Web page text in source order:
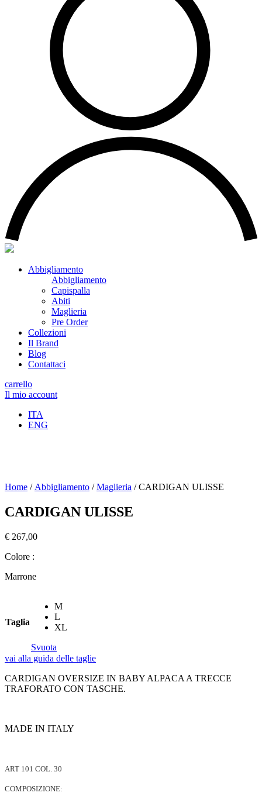
Abbigliamento
Abbigliamento
Capispalla
Abiti
Maglieria
Pre Order
Collezioni
Il Brand
Blog
Contattaci
carrello
Il mio account
ITA
ENG
Home / Abbigliamento /Maglieria / CARDIGAN ULISSE
CARDIGAN ULISSE
€ 267,00
Colore :
Marrone
Taglia
M
L
XL
Svuota
vai alla guida delle taglie
CARDIGAN OVERSIZE IN BABY ALPACA A TRECCE
TRAFORATO CON TASCHE.
MADE IN ITALY
ART 101 COL. 30
COMPOSIZIONE: